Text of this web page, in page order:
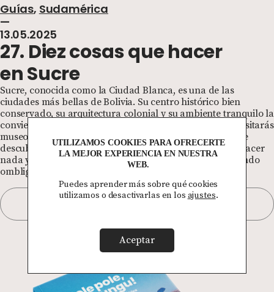
Guías, Sudamérica
—
13.05.2025
27. Diez cosas que hacer
en Sucre
Sucre, conocida como la Ciudad Blanca, es una de las
ciudades más bellas de Bolivia. Su centro histórico bien
conservado, su arquitectura colonial y su ambiente tranquilo la
convierten en una parada ideal. Recorrerás sus calles, visitarás
museos, mercados y miradores. Tendrás días intensos de
descubrimiento cultural e historia. También puedes no hacer
nada y sumergirte en lo extremadamente local: el profundo
ombligo del viajero solitario.
UTILIZAMOS COOKIES PARA OFRECERTE
LA MEJOR EXPERIENCIA EN NUESTRA
WEB.
Puedes aprender más sobre qué cookies
utilizamos o desactivarlas en los ajustes.
Aceptar